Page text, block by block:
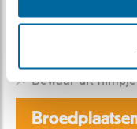
Alle 4
Bewaar dit filmpje